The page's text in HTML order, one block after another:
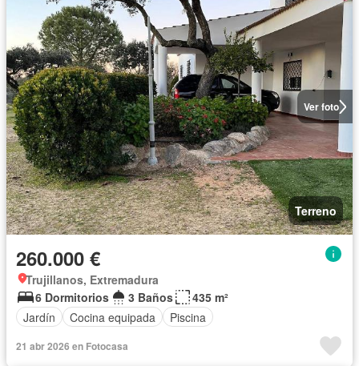
Ver foto
Terreno
260.000 €
Trujillanos, Extremadura
6 Dormitorios
3 Baños
435 m²
Jardín
Cocina equipada Piscina
21 abr 2026 en Fotocasa